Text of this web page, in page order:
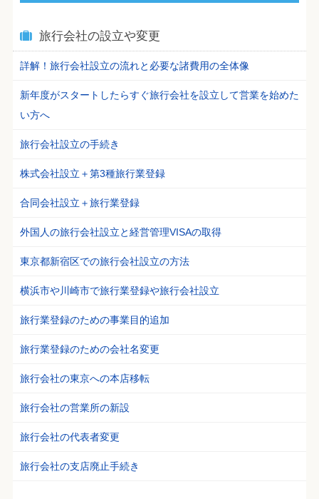
旅行会社の設立や変更
詳解！旅行会社設立の流れと必要な諸費用の全体像
新年度がスタートしたらすぐ旅行会社を設立して営業を始めた
い方へ
旅行会社設立の手続き
株式会社設立＋第3種旅行業登録
合同会社設立＋旅行業登録
外国人の旅行会社設立と経営管理VISAの取得
東京都新宿区での旅行会社設立の方法
横浜市や川崎市で旅行業登録や旅行会社設立
旅行業登録のための事業目的追加
旅行業登録のための会社名変更
旅行会社の東京への本店移転
旅行会社の営業所の新設
旅行会社の代表者変更
旅行会社の支店廃止手続き